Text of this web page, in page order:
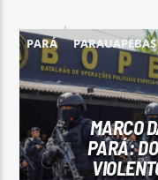
PARÁ PARAUAPEBAS
MARCO
PARÁ: